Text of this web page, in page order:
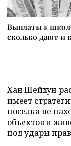
Выплаты к
сколько дают и
Хан Шейхун
имеет
поселка не
объектов и
под удары